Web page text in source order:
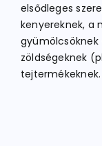
elsődleges
kenyereknek, a
zöldségeknek
tejtermékeknek.